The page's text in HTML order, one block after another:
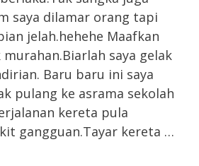
saya dilamar orang tapi
jelah.hehehe Maafkan
saya gelak
Baru baru ini saya
pulang ke asrama sekolah
kereta pula
gangguan.Tayar kereta …